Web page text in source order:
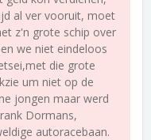
al ver vooruit, moet
z'n grote schip over
we niet eindeloos
die grote
um niet op de
jongen maar werd
Dormans,
autoracebaan.